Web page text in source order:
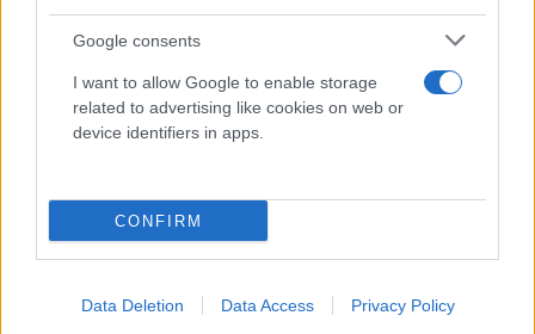
Google consents
I want to allow Google to enable storage
related to advertising like cookies on web or
device identifiers in apps.
CONFIRM
Data Deletion Data Access Privacy Policy